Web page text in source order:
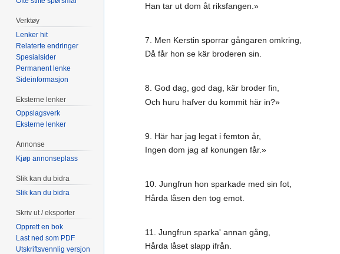
Han tar ut dom åt riksfangen.»
7. Men Kerstin sporrar gångaren omkring,
Då får hon se kär broderen sin.
8. God dag, god dag, kär broder fin,
Och huru hafver du kommit här in?»
9. Här har jag legat i femton år,
Ingen dom jag af konungen får.»
10. Jungfrun hon sparkade med sin fot,
Hårda låsen den tog emot.
11. Jungfrun sparka' annan gång,
Hårda låset slapp ifrån.
Verktøy
Lenker hit
Relaterte endringer
Spesialsider
Permanent lenke
Sideinformasjon
Eksterne lenker
Oppslagsverk
Eksterne lenker
Annonse
Kjøp annonseplass
Slik kan du bidra
Slik kan du bidra
Skriv ut / eksporter
Opprett en bok
Last ned som PDF
Utskriftsvennlig versjon